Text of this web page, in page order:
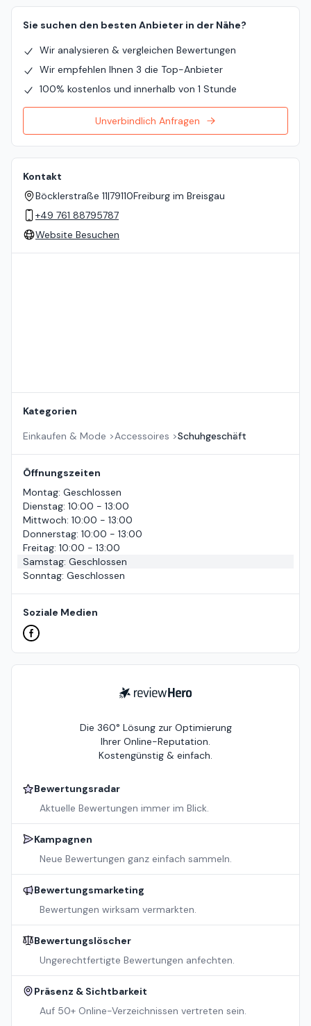
Sie suchen den besten Anbieter in der Nähe?
Wir analysieren & vergleichen Bewertungen
Wir empfehlen Ihnen 3 die Top-Anbieter
100% kostenlos und innerhalb von 1 Stunde
Unverbindlich Anfragen
Kontakt
Böcklerstraße 11|79110Freiburg im Breisgau
+49 761 88795787
Website Besuchen
Kategorien
Einkaufen & Mode >Accessoires >Schuhgeschäft
Öffnungszeiten
Montag: Geschlossen
Dienstag: 10:00 - 13:00
Mittwoch: 10:00 - 13:00
Donnerstag: 10:00 - 13:00
Freitag: 10:00 - 13:00
Samstag: Geschlossen
Sonntag: Geschlossen
Soziale Medien
ReviewHero
Die 360° Lösung zur Optimierung
Ihrer Online-Reputation.
Kostengünstig & einfach.
Bewertungsradar
Aktuelle Bewertungen immer im Blick.
Kampagnen
Neue Bewertungen ganz einfach sammeln.
Bewertungsmarketing
Bewertungen wirksam vermarkten.
Bewertungslöscher
Ungerechtfertigte Bewertungen anfechten.
Präsenz & Sichtbarkeit
Auf 50+ Online-Verzeichnissen vertreten sein.